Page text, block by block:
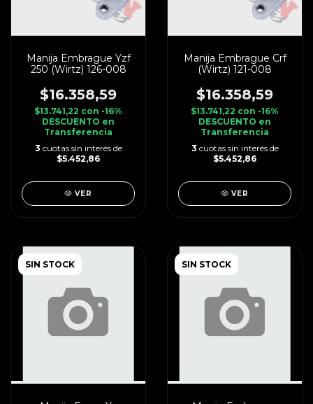
Manija Embrague Yzf
250 (Wirtz) 126-008
$16.358,59
$13.741,22 con -16%
DESCUENTO en
Transferencia
3 cuotas sin interés de
$5.452,86
VER
Manija Embrague Crf
(Wirtz) 121-008
$16.358,59
$13.741,22 con -16%
DESCUENTO en
Transferencia
3 cuotas sin interés de
$5.452,86
VER
SIN STOCK SIN STOCK